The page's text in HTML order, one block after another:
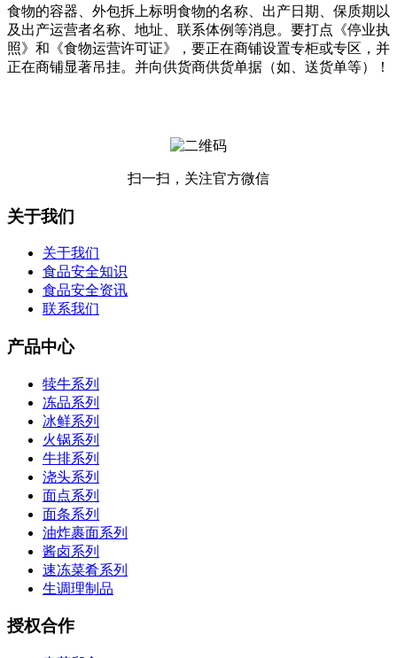
食物的容器、外包拆上标明食物的名称、出产日期、保质期以
及出产运营者名称、地址、联系体例等消息。要打点《停业执
照》和《食物运营许可证》，要正在商铺设置专柜或专区，并
正在商铺显著吊挂。并向供货商供货单据（如、送货单等）！
扫一扫，关注官方微信
关于我们
关于我们
食品安全知识
食品安全资讯
联系我们
产品中心
犊牛系列
冻品系列
冰鲜系列
火锅系列
牛排系列
浇头系列
面点系列
面条系列
油炸裹面系列
酱卤系列
速冻菜肴系列
生调理制品
授权合作